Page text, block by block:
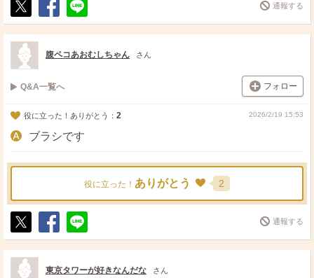
ポ
ス
ト
シ
ェ
送
る
通報する
腹ペコあおむしちゃん さん
Q&A一覧へ フォロー
役に立った！ありがとう： 2 2026/2/19 15:53
ブラシです
役に立った！ ありがとう 2
ポ
ス
ト
シ
ェ
送
る
通報する
東京タワーが好きなんだな さん